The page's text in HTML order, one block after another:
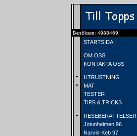
Besökare: 4988469
STARTSIDA
OM OSS
KONTAKTA OSS
UTRUSTNING
MAT
TESTER
TIPS & TRICKS
RESEBERÄTTELSER
Jotunheimen 96
Narvik-Keb 97